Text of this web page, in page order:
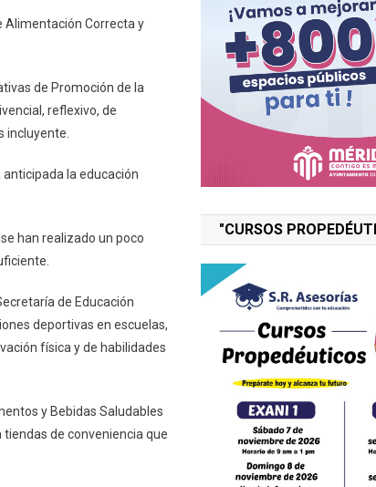
Alimentación Correcta y
de Promoción de la
reflexivo, de
incluyente.
la educación
han realizado un poco
de Educación
deportivas en escuelas,
física y de habilidades
y Bebidas Saludables
de conveniencia que
"CURSOS